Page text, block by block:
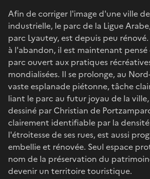
Afin de corriger l'image d'une ville
industrielle, le parc de la Ligue
parc Lyautey, est depuis peu
à l'abandon, il est maintenant
parc ouvert aux pratiques
mondialisées. Il se prolonge, au
vaste esplanade piétonne, tâche
liant le parc au futur joyau de la
dessiné par Christian de
clairement identifiable par la
l'étroitesse de ses rues, est aussi
embellie et rénovée. Seul espace
nom de la préservation du
devenir un territoire touristique.